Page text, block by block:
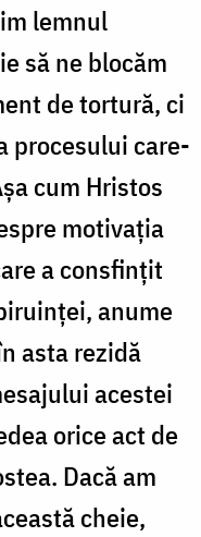
lemnul
să ne blocăm
de tortură, ci
procesului care-
cum Hristos
motivația
a consfințit
anume
asta rezidă
acestei
orice act de
Dacă am
cheie,